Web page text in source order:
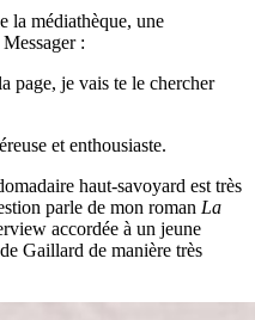
la médiathèque, une
:
page, je vais te le chercher
et enthousiaste.
haut-savoyard est très
parle de mon roman La
accordée à un jeune
Gaillard de manière très